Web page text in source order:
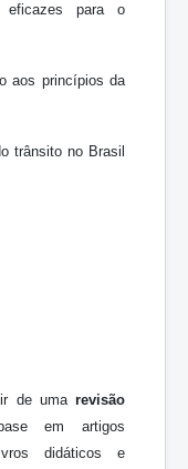
eficazes para o
aos princípios da
trânsito no Brasil
de uma revisão
em artigos
didáticos e